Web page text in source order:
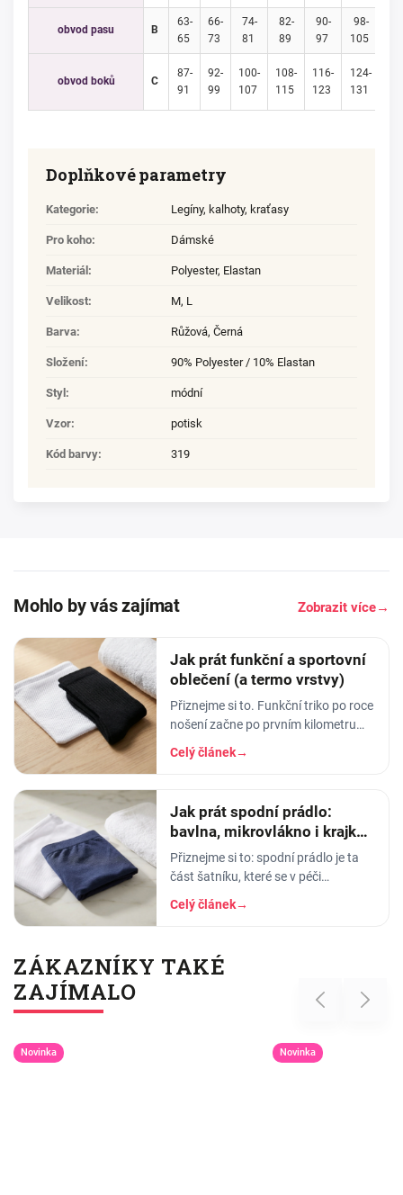
obvod pasu B
63-
65
66-
73
74-
81
82-
89
90-
97
98-
105
obvod boků C
87-
91
92-
99
100-
107
108-
115
116-
123
124-
131
Doplňkové parametry
Kategorie: Legíny, kalhoty, kraťasy
Pro koho: Dámské
Materiál: Polyester, Elastan
Velikost: M, L
Barva: Růžová, Černá
Složení: 90% Polyester / 10% Elastan
Styl: módní
Vzor: potisk
Kód barvy: 319
Mohlo by vás zajímat Zobrazit více→
Jak prát funkční a sportovní
oblečení (a termo vrstvy)
Přiznejme si to. Funkční triko po roce
nošení začne po prvním kilometru
balkon než do skříně. Termoprádlo…
Celý článek→
Jak prát spodní prádlo:
bavlna, mikrovlákno i krajka,
aby vydrželo
Přiznejme si to: spodní prádlo je ta
část šatníku, které se v péči
pračky se vším ostatním, dáme
Celý článek→
ZÁKAZNÍKY TAKÉ
ZAJÍMALO
Previous
Novinka Novinka
Next